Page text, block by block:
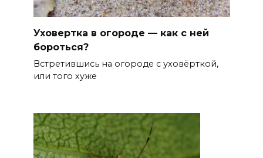
Уховертка в огороде — как с ней
бороться?
Встретившись на огороде с уховёрткой,
или того хуже